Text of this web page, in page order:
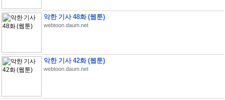
악한 기사 48화 (웹툰)
webtoon.daum.net
악한 기사 42화 (웹툰)
webtoon.daum.net